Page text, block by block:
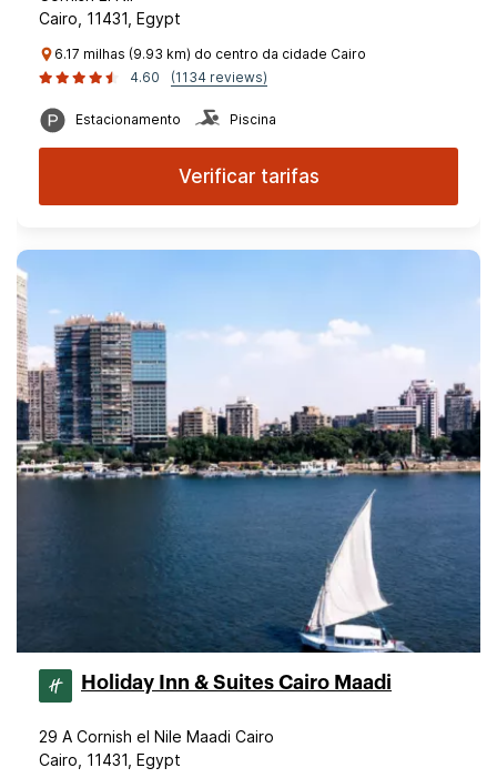
Cairo, 11431, Egypt
6.17 milhas (9.93 km) do centro da cidade Cairo
4.60
(1134 reviews)
Estacionamento Piscina
Verificar tarifas
Holiday Inn & Suites Cairo Maadi
29 A Cornish el Nile Maadi Cairo
Cairo, 11431, Egypt